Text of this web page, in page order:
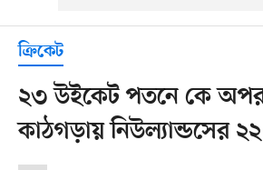
ক্রিকেট
২৩ উইকেট পতনে কে
কাঠগড়ায় নিউল্যান্ডসের